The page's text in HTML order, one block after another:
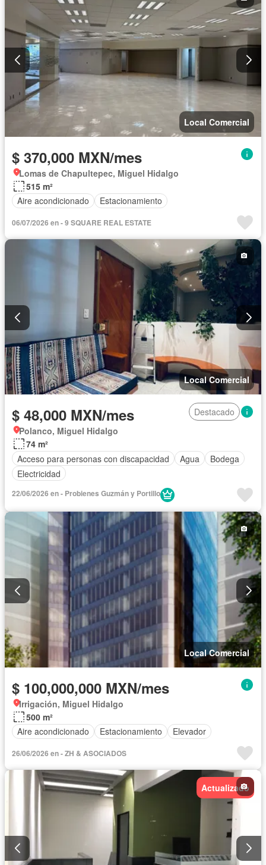
Local Comercial
$ 370,000 MXN/mes
Lomas de Chapultepec, Miguel Hidalgo
515 m²
Aire acondicionado
Estacionamiento
06/07/2026 en - 9 SQUARE REAL ESTATE
Local Comercial
$ 48,000 MXN/mes
Destacado
Polanco, Miguel Hidalgo
74 m²
Acceso para personas con discapacidad
Agua
Bodega
Electricidad
22/06/2026 en - Probienes Guzmán y Portillo
Local Comercial
$ 100,000,000 MXN/mes
Irrigación, Miguel Hidalgo
500 m²
Aire acondicionado
Estacionamiento Elevador
26/06/2026 en - ZH & ASOCIADOS
Actualizado